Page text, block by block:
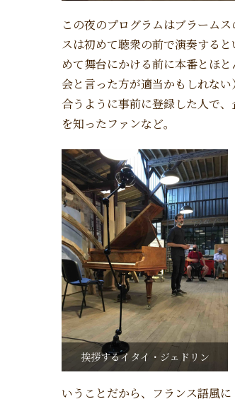
この夜のプログラムはブラーム
スは初めて聴衆の前で演奏する
めて舞台にかける前に本番とほ
会と言った方が適当かもしれな
合うように事前に登録した人で
を知ったファンなど。
挨拶するイタイ・ジェドリン
いうことだから、フランス語風